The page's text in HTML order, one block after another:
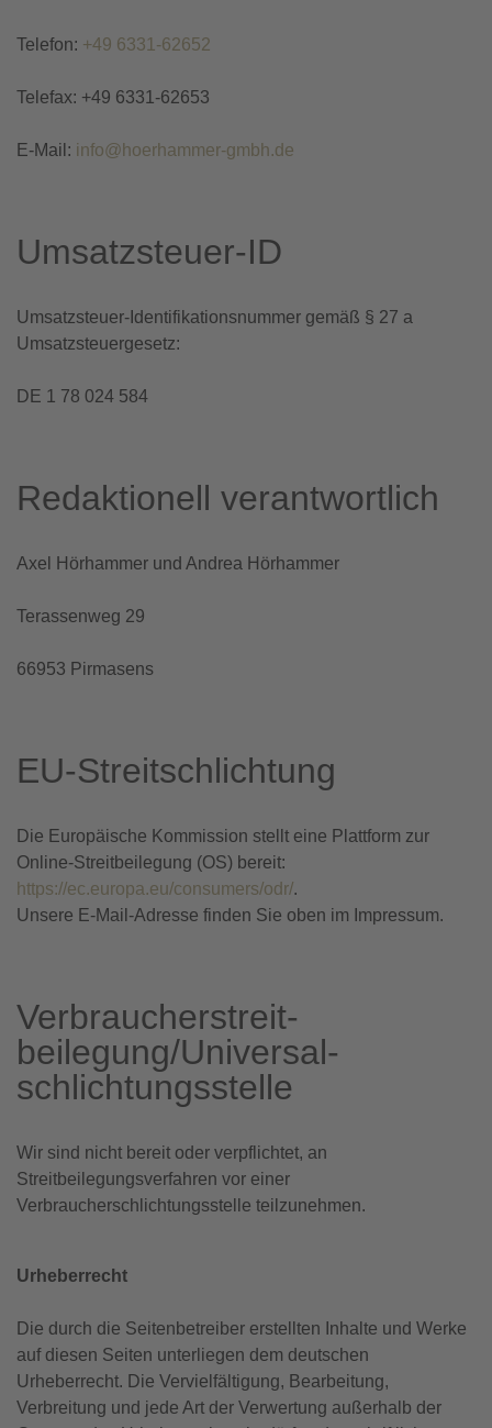
Telefon: +49 6331-62652
Telefax: +49 6331-62653
E-Mail: info@hoerhammer-gmbh.de
Umsatzsteuer-ID
Umsatzsteuer-Identifikationsnummer gemäß § 27 a
Umsatzsteuergesetz:
DE 1 78 024 584
Redaktionell verantwortlich
Axel Hörhammer und Andrea Hörhammer
Terassenweg 29
66953 Pirmasens
EU-Streitschlichtung
Die Europäische Kommission stellt eine Plattform zur
Online-Streitbeilegung (OS) bereit:
https://ec.europa.eu/consumers/odr/.
Unsere E-Mail-Adresse finden Sie oben im Impressum.
Verbraucher­streit­
beilegung/Universal­
schlichtungs­stelle
Wir sind nicht bereit oder verpflichtet, an
Streitbeilegungsverfahren vor einer
Verbraucherschlichtungsstelle teilzunehmen.
Urheberrecht
Die durch die Seitenbetreiber erstellten Inhalte und Werke
auf diesen Seiten unterliegen dem deutschen
Urheberrecht. Die Vervielfältigung, Bearbeitung,
Verbreitung und jede Art der Verwertung außerhalb der